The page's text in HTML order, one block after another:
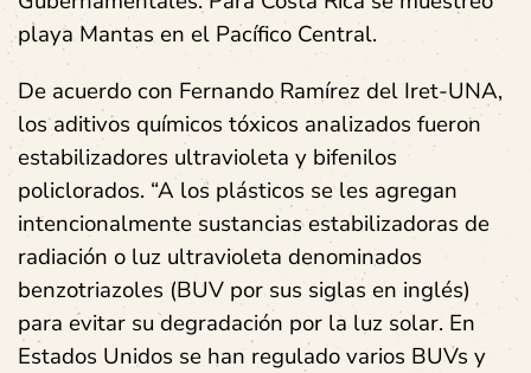
playa Mantas en el Pacífico Central.
De acuerdo con Fernando Ramírez del Iret-UNA,
los aditivos químicos tóxicos analizados fueron
estabilizadores ultravioleta y bifenilos
policlorados. “A los plásticos se les agregan
intencionalmente sustancias estabilizadoras de
radiación o luz ultravioleta denominados
benzotriazoles (BUV por sus siglas en inglés)
para evitar su degradación por la luz solar. En
Estados Unidos se han regulado varios BUVs y